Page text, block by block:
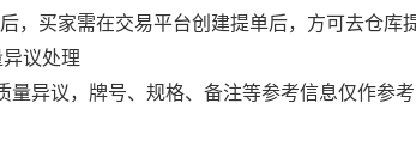
，买家需在交易平台创建提单后，方可去仓库
议处理
量异议，牌号、规格、备注等参考信息仅作参